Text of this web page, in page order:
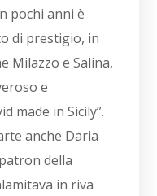
pochi anni è
di prestigio, in
Milazzo e Salina,
e
made in Sicily”.
anche Daria
della
in riva